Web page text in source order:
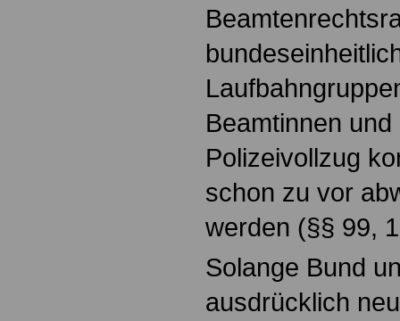
Beamtinnen
Polizeivollzug
schon zu vor
werden (§§ 99,
Solange Bund
ausdrücklich